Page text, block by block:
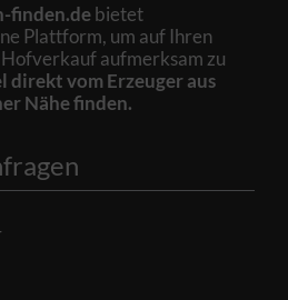
finden.debietet
Plattform, um auf Ihren
aufmerksam zu
direkt vom Erzeuger aus
Nähe finden.